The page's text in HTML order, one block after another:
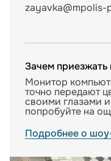
zayavka@mpolis-
Зачем
Монитор
точно передают
своими глазами
попробуйте на
Подробнее о